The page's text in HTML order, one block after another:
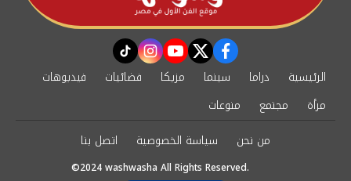
facebook
twitter
youtube
instagram
tiktok
الرئيسية دراما سينما مزيكا فضائيات
فيديوهات
مرأة
مجتمع
منوعات
من نحن
سياسة الخصوصية اتصل بنا
©2024 washwasha All Rights Reserved.